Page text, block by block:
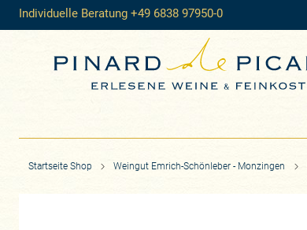
Individuelle Beratung +49 6838 97950-0
Startseite Shop Weingut Emrich-Schönleber - Monzingen